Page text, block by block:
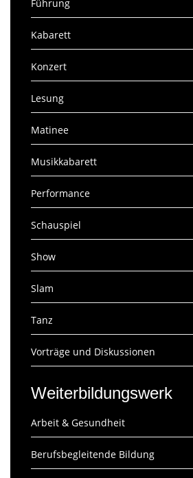
Führung
Kabarett
Konzert
Lesung
Matinee
Musikkabarett
Performance
Schauspiel
Show
Slam
Tanz
Vorträge und Diskussionen
Weiterbildungswerk
Arbeit & Gesundheit
Berufsbegleitende Bildung